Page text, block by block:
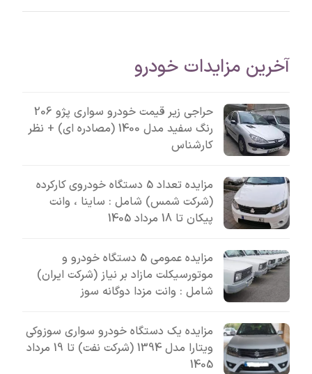
آخرین مزایدات خودرو
حراجی زیر قیمت خودرو سواری پژو 206
رنگ سفید مدل 1400 (مصادره ای) + نظر
کارشناس
مزایده تعداد 5 دستگاه خودروی کارکرده
(شرکت شمس) شامل : ساینا ، وانت
پیکان تا 18 مرداد 1405
مزایده عمومی 5 دستگاه خودرو و
موتورسیکلت مازاد بر نیاز (شرکت ایران)
شامل : وانت مزدا دوگانه سوز
مزایده یک دستگاه خودرو سواری سوزوکی
ویتارا مدل 1394 (شرکت نفت) تا 19 مرداد
1405